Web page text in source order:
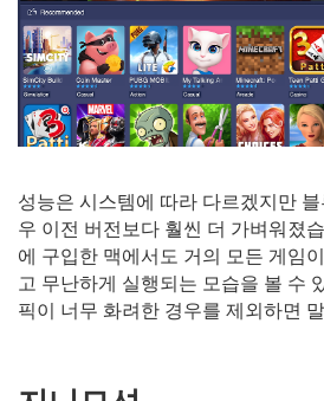
성능은 시스템에 따라 다르겠지만
우 이전 버전보다 훨씬 더 가벼워졌
에 구입한 맥에서도 거의 모든 게임
고 무난하게 실행되는 모습을 볼 수
픽이 너무 화려한 경우를 제외하면